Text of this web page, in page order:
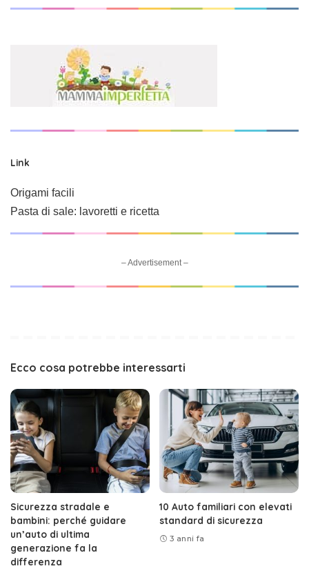
Link
Origami facili
Pasta di sale: lavoretti e ricetta
– Advertisement –
Ecco cosa potrebbe interessarti
Sicurezza stradale e
bambini: perché guidare
un’auto di ultima
generazione fa la
differenza
10 Auto familiari con elevati
standard di sicurezza
3 anni fa